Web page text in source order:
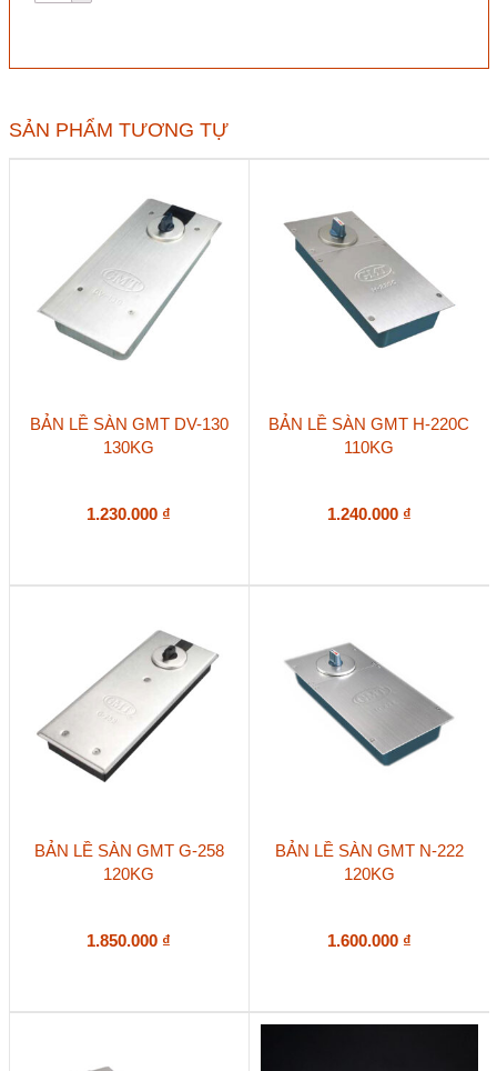
số
lượng
SẢN PHẨM TƯƠNG TỰ
BẢN LỀ SÀN GMT DV-130
130KG
1.230.000 ₫
BẢN LỀ SÀN GMT H-220C
110KG
1.240.000 ₫
BẢN LỀ SÀN GMT G-258
120KG
1.850.000 ₫
BẢN LỀ SÀN GMT N-222
120KG
1.600.000 ₫